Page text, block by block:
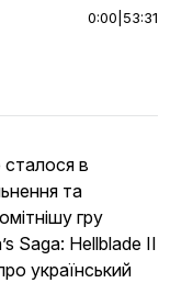
0:00 53:31
в
та
гру
Saga: Hellblade II
український